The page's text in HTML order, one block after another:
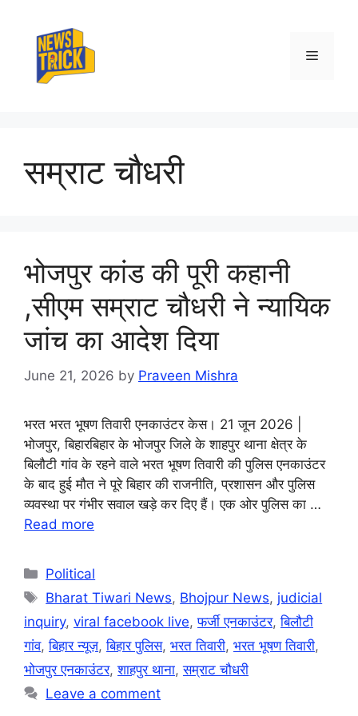
content
Menu
सम्राट चौधरी
भोजपुर कांड की पूरी कहानी
,सीएम सम्राट चौधरी ने न्यायिक
जांच का आदेश दिया
June 21, 2026 by Praveen Mishra
भरत भरत भूषण तिवारी एनकाउंटर केस। 21 जून 2026 |
भोजपुर, बिहारबिहार के भोजपुर जिले के शाहपुर थाना क्षेत्र के
बिलौटी गांव के रहने वाले भरत भूषण तिवारी की पुलिस एनकाउंटर
के बाद हुई मौत ने पूरे बिहार की राजनीति, प्रशासन और पुलिस
व्यवस्था पर गंभीर सवाल खड़े कर दिए हैं। एक ओर पुलिस का …
Read more
Categories
Political
Tags
Bharat Tiwari News, Bhojpur News, judicial
inquiry, viral facebook live,फर्जी एनकाउंटर,बिलौटी
गांव,बिहार न्यूज़,बिहार पुलिस, भरत तिवारी, भरत भूषण तिवारी,
भोजपुर एनकाउंटर,शाहपुर थाना,सम्राट चौधरी
Leave a comment